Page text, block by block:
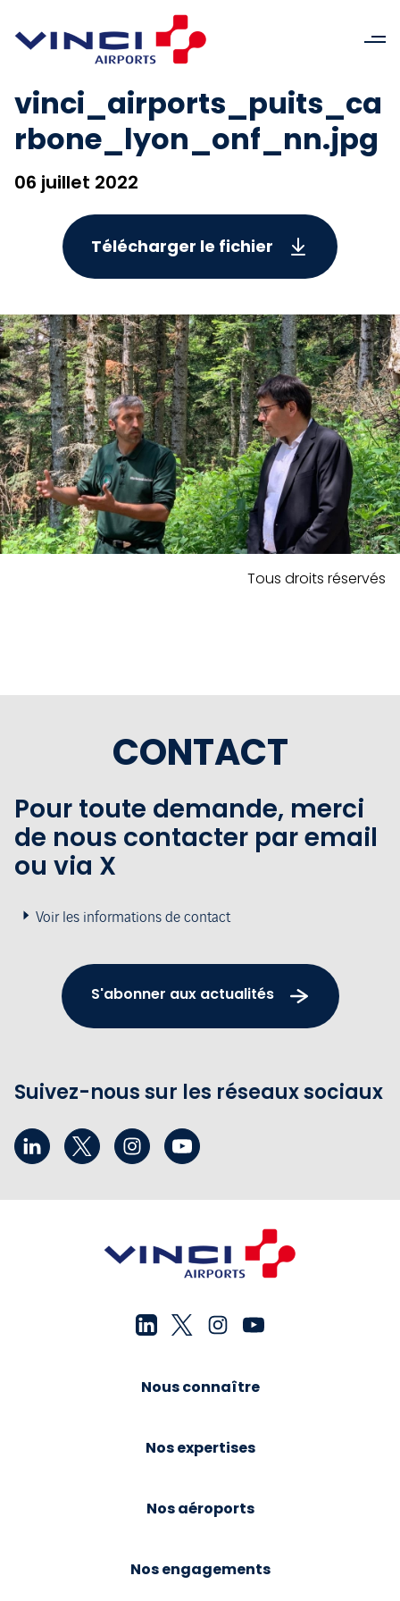
vinci_airports_puits_ca
rbone_lyon_onf_nn.jpg
06 juillet 2022
Télécharger le fichier
Tous droits réservés
CONTACT
Pour toute demande, merci
de nous contacter par email
ou via X
Voir les informations de contact
S'abonner aux actualités
Suivez-nous sur les réseaux sociaux
Nous connaître
Nos expertises
Nos aéroports
Nos engagements